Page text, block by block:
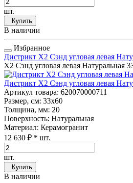
шт.
Купить
В наличии
Избранное
Дистрикт Х2 Сэнд угловая левая
Х2 Сэнд угловая левая Натуральная
Дистрикт Х2 Сэнд угловая левая
Артикул товара: 620070000711
Размер, см: 33x60
Толщина, мм: 20
Поверхность: Натуральная
Материал: Керамогранит
12 630 ₽ * шт.
шт.
Купить
В наличии